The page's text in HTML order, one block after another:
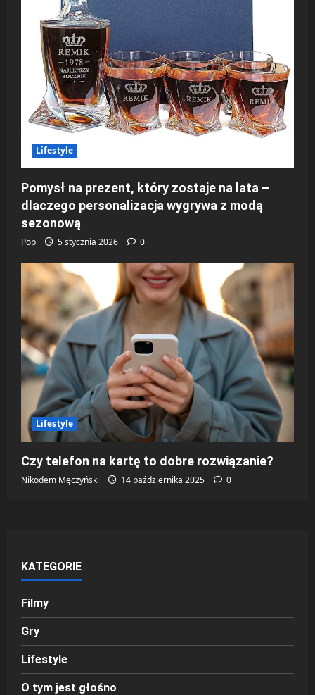
Lifestyle
Pomysł na prezent, który zostaje na lata –
dlaczego personalizacja wygrywa z modą
sezonową
Pop 5 stycznia 2026 0
Lifestyle
Czy telefon na kartę to dobre rozwiązanie?
Nikodem Męczyński 14 października 2025 0
KATEGORIE
Filmy
Gry
Lifestyle
O tym jest głośno